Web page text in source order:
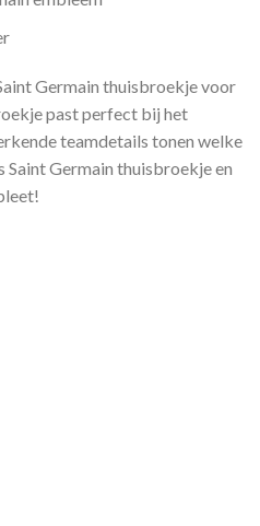
Germain thuisbroekje voor
past perfect bij het
teamdetails tonen welke
Germain thuisbroekje en